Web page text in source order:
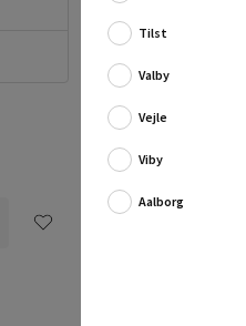
Tilst
Valby
Vejle
Viby
Aalborg